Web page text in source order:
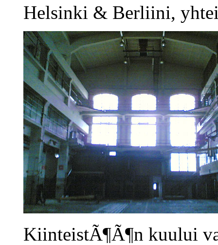
Helsinki & Berliini,
KiinteistÃ¶Ã¶n kuului